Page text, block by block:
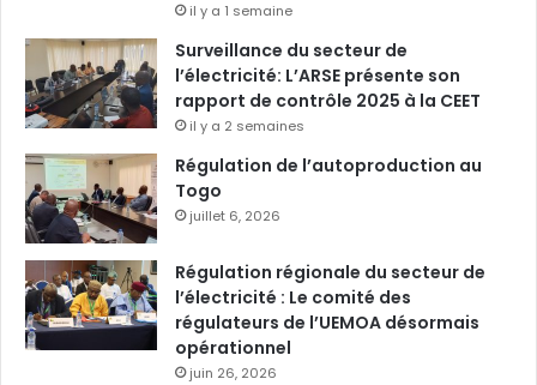
il y a 1 semaine
Surveillance du secteur de
l’électricité: L’ARSE présente son
rapport de contrôle 2025 à la CEET
il y a 2 semaines
Régulation de l’autoproduction au
Togo
juillet 6, 2026
Régulation régionale du secteur de
l’électricité : Le comité des
régulateurs de l’UEMOA désormais
opérationnel
juin 26, 2026